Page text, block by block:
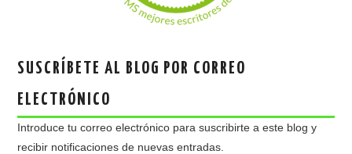
SUSCRÍBETE AL BLOG POR CORREO
ELECTRÓNICO
Introduce tu correo electrónico para suscribirte a este blog y
recibir notificaciones de nuevas entradas.